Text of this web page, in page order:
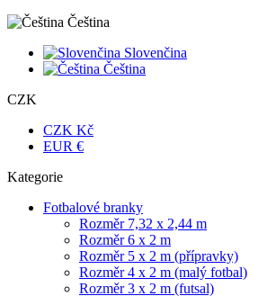
Čeština
Slovenčina
Čeština
CZK
CZK Kč
EUR €
Kategorie
Fotbalové branky
Rozměr 7,32 x 2,44 m
Rozměr 6 x 2 m
Rozměr 5 x 2 m (přípravky)
Rozměr 4 x 2 m (malý fotbal)
Rozměr 3 x 2 m (futsal)